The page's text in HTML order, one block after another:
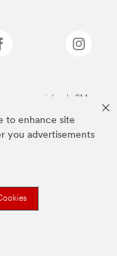
to enhance site
you advertisements
comerciales de 3M.